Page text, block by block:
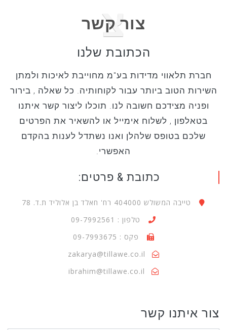
צ
צור קשר
הכתובת שלנו
חברת תלאווי מדידות בע"מ מחוייבת לאיכות ולמתן
השירות הטוב ביותר עבור לקוחותיה. כל שאלה , בירור
ופניה מצידכם חשובה לנו. תוכלו ליצור קשר איתנו
בטאלפון , לשלוח אימייל או להשאיר את הפרטים
שלכם בטופס שלהלן ואנו נשתדל לענות בהקדם
האפשרי.
כתובת & פרטים:
טייבה המשולש 404000 רח' חאלד בן אלוליד ת.ד. 78
טלפון : 09-7992561
פקס : 09-7993675
zakarya@tillawe.co.il
ibrahim@tillawe.co.il
צור איתנו קשר